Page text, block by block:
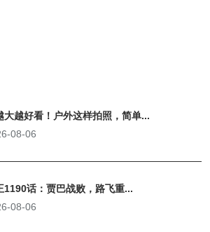
大越好看！户外这样拍照，简单...
08-06
1190话：贾巴战败，路飞重...
08-06